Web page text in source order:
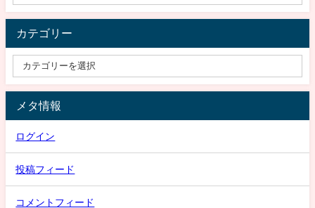
カテゴリー
メタ情報
ログイン
投稿フィード
コメントフィード